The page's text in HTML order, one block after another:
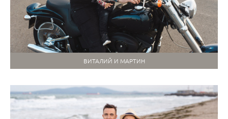
ВИТАЛИЙ И МАРТИН